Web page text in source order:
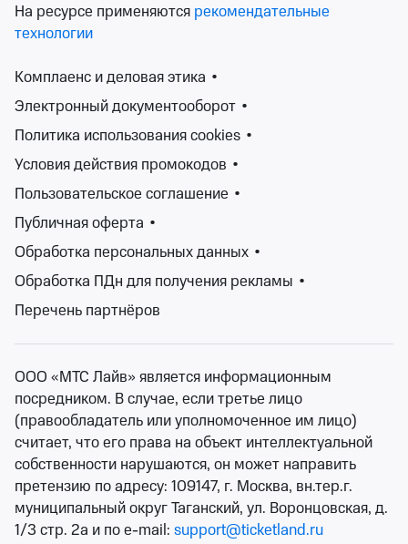
я!»
Зимний театр Сочи
Зимний театр Сочи
от 800 ₽
ср 7 октября, 19:00•осталось более 100 билетов
Концерты, Классика
Билеты от 800 ₽
Обширная афиша Ticketland.ru порадует любителей
классической музыки, вокала, оперы и балета.
Жанр «Классика»представляет собой эталон
произведений, которые на протяжении веков
остаются востребованными и горячо любимы
публикой.
При этом к классике могут быть причислены не
только произведения созданные в эпоху классицизма,
но и современные произведения.
Одним из ярких представителей жанра является
балет.
Подобрать мероприятие, которое точно Вас порадует
можно на сайте Ticketland.ru. Удобные фильтры по
датам, жанрам, рейтингу, позволят сократить время
На ресурсе применяются рекомендательные
технологии
Комплаенс и деловая этика •
Электронный документооборот •
Политика использования cookies •
Условия действия промокодов •
Пользовательское соглашение •
Публичная оферта •
Обработка персональных данных •
Обработка ПДн для получения рекламы •
Перечень партнёров
ООО «МТС Лайв» является информационным
посредником. В случае, если третье лицо
(правообладатель или уполномоченное им лицо)
считает, что его права на объект интеллектуальной
собственности нарушаются, он может направить
претензию по адресу: 109147, г. Москва, вн.тер.г.
муниципальный округ Таганский, ул. Воронцовская, д.
1/3 стр. 2а и по e-mail: support@ticketland.ru